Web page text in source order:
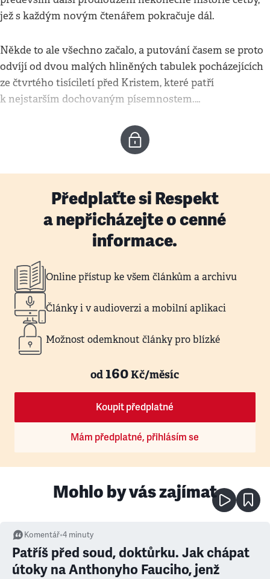
jež s každým novým čtenářem pokračuje dál.
Někde to ale všechno začalo, a putování časem se proto
odvíjí od dvou malých hliněných tabulek pocházejících
ze čtvrtého tisíciletí před Kristem, které patří
k nejstarším dochovaným písemnostem.…
Předplaťte si Respekt
a nepřicházejte o cenné
informace.
Online přístup ke všem článkům a archivu
Články i v audioverzi a mobilní aplikaci
Možnost odemknout články pro blízké
od160Kč/měsíc
Koupit předplatné
Mám předplatné, přihlásím se
Mohlo by vás zajímat
Komentář•4 minuty
Patříš před soud, doktůrku. Jak chápat
útoky na Anthonyho Fauciho, jenž